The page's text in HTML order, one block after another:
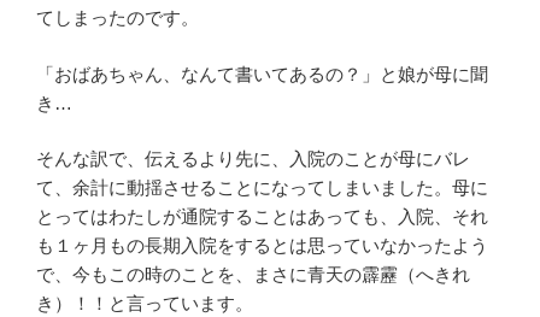
てしまったのです。
「おばあちゃん、なんて書いてあるの？」と娘が母に聞
き…
そんな訳で、伝えるより先に、入院のことが母にバレ
て、余計に動揺させることになってしまいました。母に
とってはわたしが通院することはあっても、入院、それ
も１ヶ月もの長期入院をするとは思っていなかったよう
で、今もこの時のことを、まさに青天の霹靂（へきれ
き）！！と言っています。